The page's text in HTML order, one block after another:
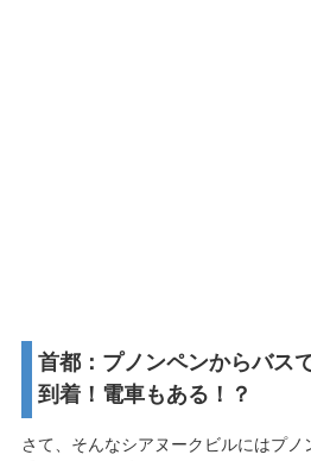
首都：プノンペンからバス
到着！電車もある！？
さて、そんなシアヌークビルにはプノ